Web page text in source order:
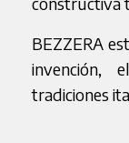
BEZZERA
invención,
tradiciones